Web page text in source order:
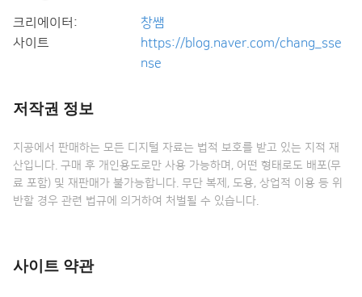
크리에이터:
창쌤
사이트
https://blog.naver.com/chang_sse
nse
저작권 정보
지공에서 판매하는 모든 디지털 자료는 법적 보호를 받고 있는 지적 재
산입니다. 구매 후 개인용도로만 사용 가능하며, 어떤 형태로도 배포(무
료 포함) 및 재판매가 불가능합니다. 무단 복제, 도용, 상업적 이용 등 위
반할 경우 관련 법규에 의거하여 처벌될 수 있습니다.
사이트 약관